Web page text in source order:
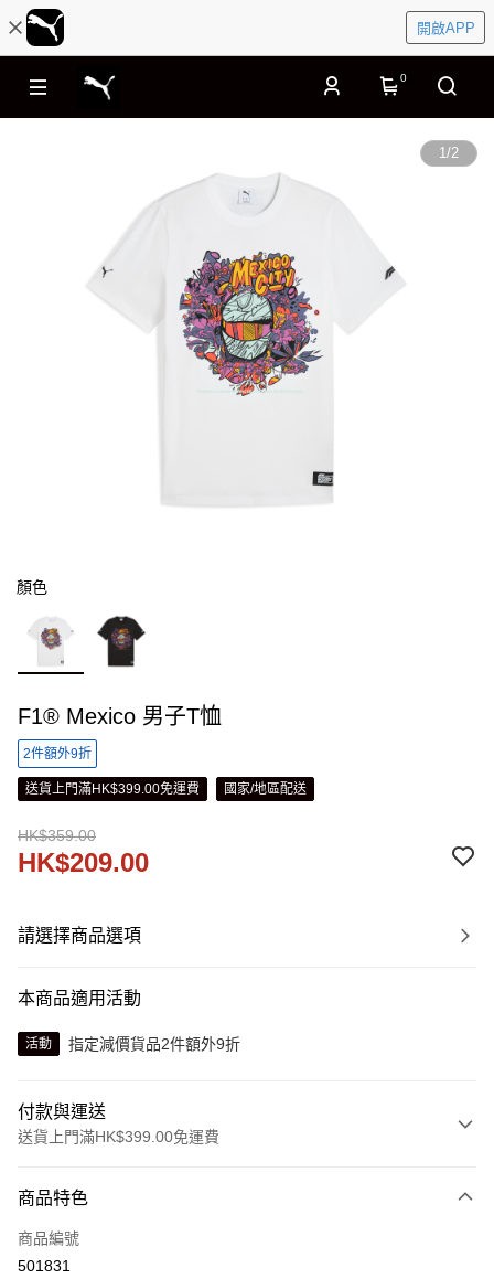
開啟APP
0
1/2
顏色
F1® Mexico 男子T恤
2件額外9折
送貨上門滿HK$399.00免運費 國家/地區配送
HK$359.00
HK$209.00
請選擇商品選項
本商品適用活動
活動 指定減價貨品2件額外9折
付款與運送
送貨上門滿HK$399.00免運費
信用卡
線上付款
商品特色
商品編號
501831